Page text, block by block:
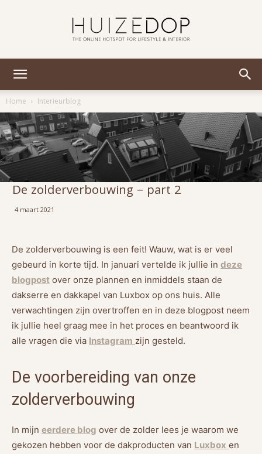
Home
Interieurblog
De zolderverbouwing – part 2
4 maart 2021
De zolderverbouwing is een feit! Wauw, wat is er veel
gebeurd in korte tijd. In januari vertelde ik jullie in deze
blogpost over onze plannen en inmiddels staan de
dakserre en dakkapel van Luxbox op ons huis. Alle
verwachtingen zijn overtroffen en in deze blogpost neem
ik jullie heel graag mee in het proces en beantwoord ik
alle vragen die via Instagram zijn gesteld.
De voorbereiding van onze
zolderverbouwing
In mijn eerdere blog over de zolder lees je waarom we
gekozen hebben voor de dakproducten van Luxbox en